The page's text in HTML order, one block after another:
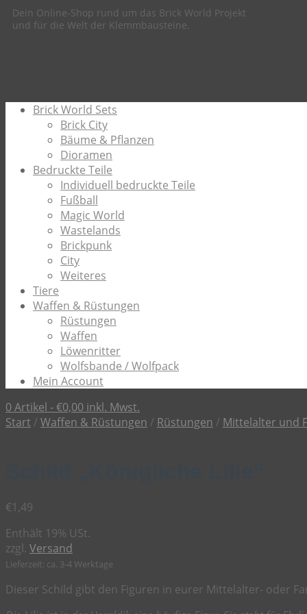
Dein Online-Shop rund um das Brick World Projekt
und für die Welt der Klemmbausteine.
Brick World Sets
Brick City
Bäume & Pflanzen
Dioramen
Bedruckte Teile
Individuell bedruckte Teile
Fußball
Magic World
Wastelands
Brickpunk
City
Weiteres
Tiere
Waffen & Rüstungen
Rüstungen
Waffen
Löwenritter
Wolfsbande / Wolfpack
Mein Account
0 Artikel -€0,00 inkl. Mwst.
Start / Waffen & Rüstungen / Rüstungen / Mittelalter und
€1,49
Enthält 19% USt.
zzgl. Versand
Lieferzeit: ca. 3-4 Werktage
Dieser Schild gibt den Figuren in eurer Mittelalter- oder